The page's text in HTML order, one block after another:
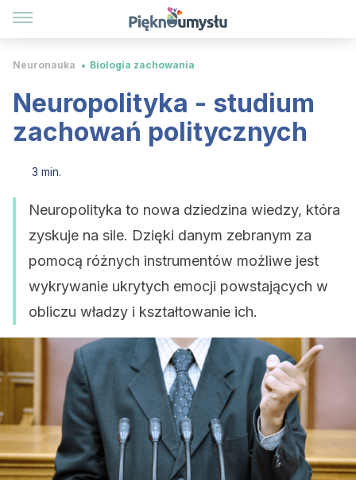
Neuronauka Biologia zachowania
Neuropolityka - studium
zachowań politycznych
3 min.
Neuropolityka to nowa dziedzina wiedzy, która
zyskuje na sile. Dzięki danym zebranym za
pomocą różnych instrumentów możliwe jest
wykrywanie ukrytych emocji powstających w
obliczu władzy i kształtowanie ich.